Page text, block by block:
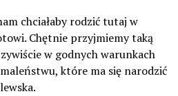
chciałaby rodzić tutaj w
Chętnie przyjmiemy taką
w godnych warunkach
które ma się narodzić